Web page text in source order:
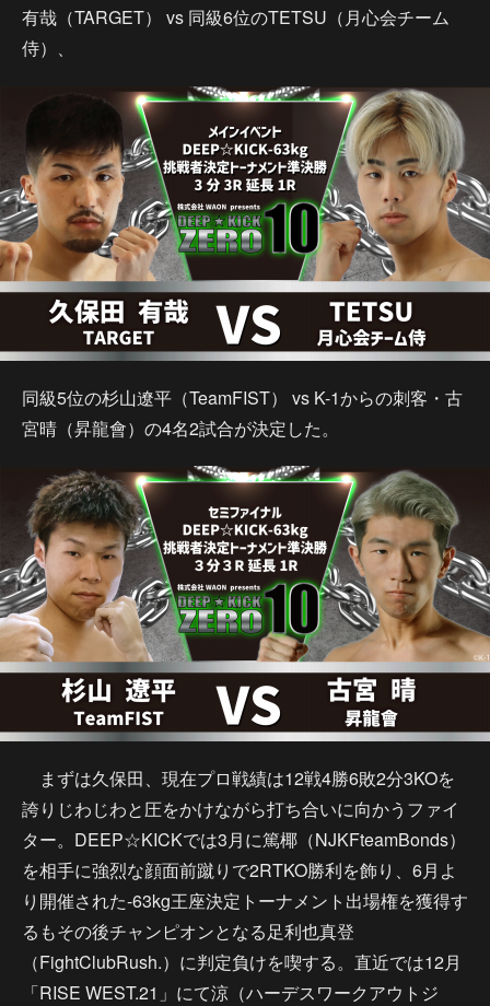
有哉（TARGET） vs 同級6位のTETSU（月心会チーム
侍）、
同級5位の杉山遼平（TeamFIST） vs K-1からの刺客・古
宮晴（昇龍會）の4名2試合が決定した。
まずは久保田、現在プロ戦績は12戦4勝6敗2分3KOを
誇りじわじわと圧をかけながら打ち合いに向かうファイ
ター。DEEP☆KICKでは3月に篤椰（NJKFteamBonds）
を相手に強烈な顔面前蹴りで2RTKO勝利を飾り、6月よ
り開催された-63kg王座決定トーナメント出場権を獲得す
るもその後チャンピオンとなる足利也真登
（FightClubRush.）に判定負けを喫する。直近では12月
「RISE WEST.21」にて涼（ハーデスワークアウトジ